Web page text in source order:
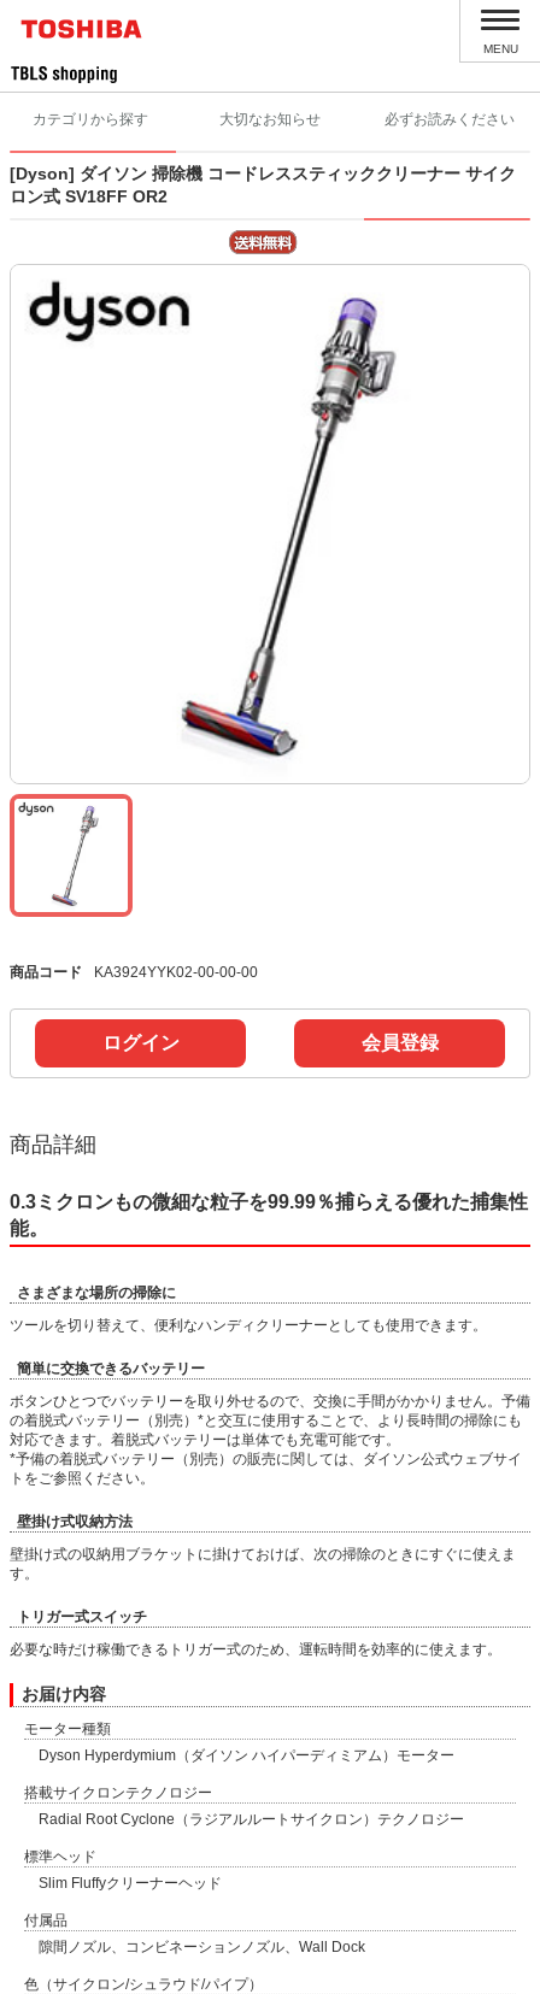
MENU
カテゴリから探す 大切なお知らせ 必ずお読みください
[Dyson] ダイソン 掃除機 コードレススティッククリーナー サイク
ロン式 SV18FF OR2
商品コード KA3924YYK02-00-00-00
ログイン 会員登録
商品詳細
0.3ミクロンもの微細な粒子を99.99％捕らえる優れた捕集性
能。
さまざまな場所の掃除に
ツールを切り替えて、便利なハンディクリーナーとしても使用できます。
簡単に交換できるバッテリー
ボタンひとつでバッテリーを取り外せるので、交換に手間がかかりません。予備
の着脱式バッテリー（別売）*と交互に使用することで、より長時間の掃除にも
対応できます。着脱式バッテリーは単体でも充電可能です。
*予備の着脱式バッテリー（別売）の販売に関しては、ダイソン公式ウェブサイ
トをご参照ください。
壁掛け式収納方法
壁掛け式の収納用ブラケットに掛けておけば、次の掃除のときにすぐに使えま
す。
トリガー式スイッチ
必要な時だけ稼働できるトリガー式のため、運転時間を効率的に使えます。
お届け内容
モーター種類
Dyson Hyperdymium（ダイソン ハイパーディミアム）モーター
搭載サイクロンテクノロジー
Radial Root Cyclone（ラジアルルートサイクロン）テクノロジー
標準ヘッド
Slim Fluffyクリーナーヘッド
付属品
隙間ノズル、コンビネーションノズル、Wall Dock
色（サイクロン/シュラウド/パイプ）